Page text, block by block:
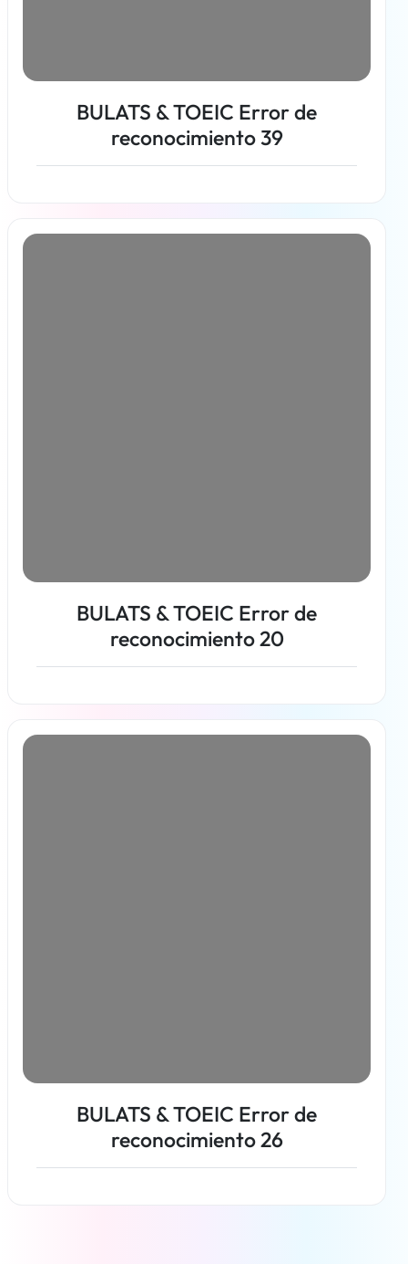
BULATS & TOEIC Error de
reconocimiento 39
Más información
BULATS & TOEIC Error de
reconocimiento 20
Más información
BULATS & TOEIC Error de
reconocimiento 26